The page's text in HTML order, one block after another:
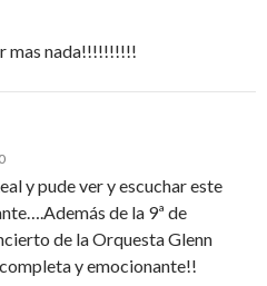
mas nada!!!!!!!!!!
y pude ver y escuchar este
de la 9ª de
de la Orquesta Glenn
y emocionante!!